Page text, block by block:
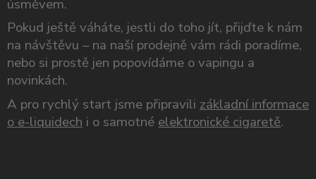
úsměvem.
Pokud ještě váháte, jestli do toho jít, přijďte k nám
na návštěvu – na naší prodejně vám rádi poradíme,
nebo si prostě jen popovídáme o vapingu a
novinkách.
A pro rychlý start jsme připravili základní informace
o e-liquidech i o samotné elektronické cigaretě.